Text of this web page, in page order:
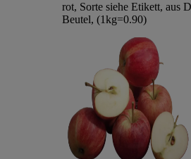
rot, Sorte siehe Etikett, aus
Beutel, (1kg=0.90)